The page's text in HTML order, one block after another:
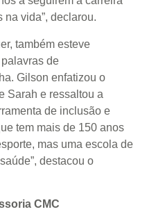
vida”, declarou.
também esteve
de
Gilson enfatizou o
Sarah e ressaltou a
de inclusão e
tem mais de 150 anos
mas uma escola de
destacou o
CMC